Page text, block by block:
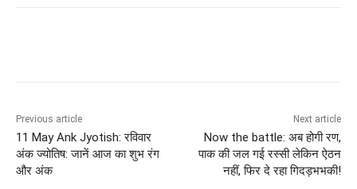
Previous article
11 May Ank Jyotish: रविवार
अंक ज्योतिष: जानें आज का शुभ रंग
और अंक
Next article
Now the battle: अब होगी रण,
पाक की जल गई रस्सी लेकिन ऐठन
नहीं, फिर दे रहा गिदड़भभकी!